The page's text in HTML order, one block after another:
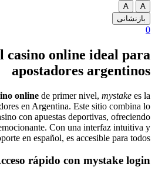
A
A
بازنشانی
0
casino online ideal para
apostadores argentinos
online de primer nivel, mystake es la
en Argentina. Este sitio combina lo
con apuestas deportivas, ofreciendo
Con una interfaz intuitiva y
en español, es accesible para todos.
rápido con mystake login